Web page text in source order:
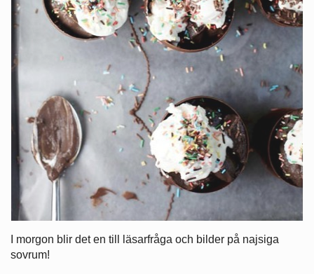
I morgon blir det en till läsarfråga och bilder på najsiga
sovrum!